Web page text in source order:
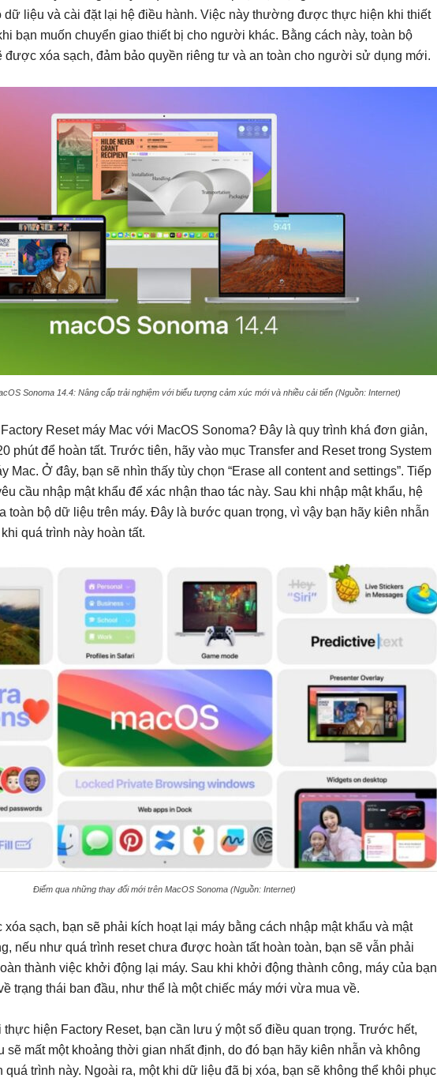
dữ liệu và cài đặt lại hệ điều hành. Việc này thường được thực hiện khi thiết
bạn muốn chuyển giao thiết bị cho người khác. Bằng cách này, toàn bộ
được xóa sạch, đảm bảo quyền riêng tư và an toàn cho người sử dụng mới.
Sonoma 14.4: Nâng cấp trải nghiệm với biểu tượng cảm xúc mới và nhiều cải tiến (Nguồn: Internet)
Reset máy Mac với MacOS Sonoma? Đây là quy trình khá đơn giản,
phút để hoàn tất. Trước tiên, hãy vào mục Transfer and Reset trong System
Mac. Ở đây, bạn sẽ nhìn thấy tùy chọn “Erase all content and settings”. Tiếp
cầu nhập mật khẩu để xác nhận thao tác này. Sau khi nhập mật khẩu, hệ
toàn bộ dữ liệu trên máy. Đây là bước quan trọng, vì vậy bạn hãy kiên nhẫn
quá trình này hoàn tất.
Điểm qua những thay đổi mới trên MacOS Sonoma (Nguồn: Internet)
sạch, bạn sẽ phải kích hoạt lại máy bằng cách nhập mật khẩu và mật
nếu như quá trình reset chưa được hoàn tất hoàn toàn, bạn sẽ vẫn phải
thành việc khởi động lại máy. Sau khi khởi động thành công, máy của bạn
trạng thái ban đầu, như thể là một chiếc máy mới vừa mua về.
hiện Factory Reset, bạn cần lưu ý một số điều quan trọng. Trước hết,
sẽ mất một khoảng thời gian nhất định, do đó bạn hãy kiên nhẫn và không
trình này. Ngoài ra, một khi dữ liệu đã bị xóa, bạn sẽ không thể khôi phục